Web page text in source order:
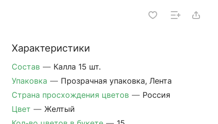
Характеристики
Состав — Калла 15 шт.
Упаковка — Прозрачная упаковка, Лента
Страна просхождения цветов — Россия
Цвет — Желтый